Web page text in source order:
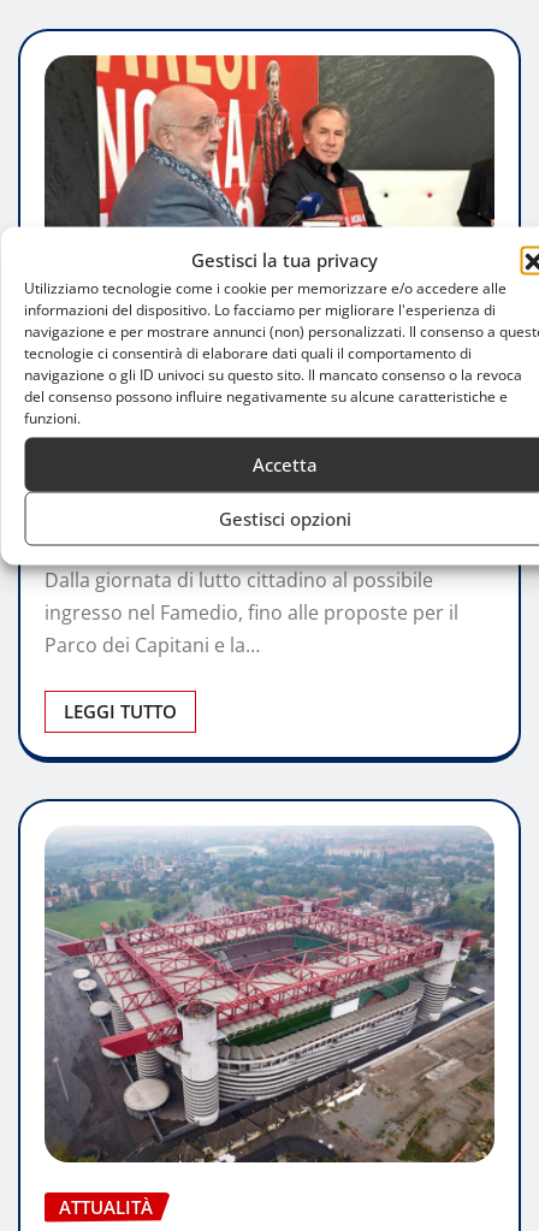
Gestisci la tua privacy
Utilizziamo tecnologie come i cookie per memorizzare e/o accedere alle
informazioni del dispositivo. Lo facciamo per migliorare l'esperienza di
navigazione e per mostrare annunci (non) personalizzati. Il consenso a
tecnologie ci consentirà di elaborare dati quali il comportamento di
navigazione o gli ID univoci su questo sito. Il mancato consenso o la revoca
del consenso possono influire negativamente su alcune caratteristiche e
funzioni.
Accetta
Gestisci opzioni
ATTUALITÀ
Franco Baresi, Milano prepara un
ricordo eterno per il suo capitano
Ago 2, 2026
Dalla giornata di lutto cittadino al possibile
ingresso nel Famedio, fino alle proposte per il
Parco dei Capitani e la…
LEGGI TUTTO
ATTUALITÀ